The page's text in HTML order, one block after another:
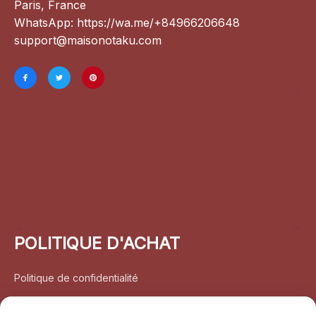
Paris, France
WhatsApp: https://wa.me/+84966206648
support@maisonotaku.com
POLITIQUE D'ACHAT
Politique de confidentialité